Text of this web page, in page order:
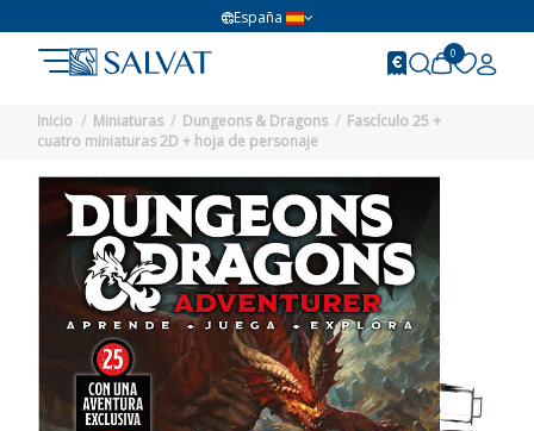
España
0
Inicio Miniaturas Dungeons & Dragons
Fascículo 25 +
cuatro miniaturas 2D + hoja de personaje